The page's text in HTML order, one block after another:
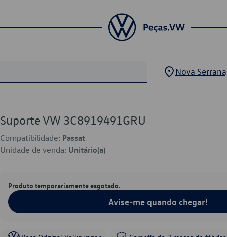
Nova Serrana
Suporte VW 3C8919491GRU
Compatibilidade: Passat
Unidade de venda: Unitário(a)
Produto temporariamente esgotado.
Avise-me quando chegar!